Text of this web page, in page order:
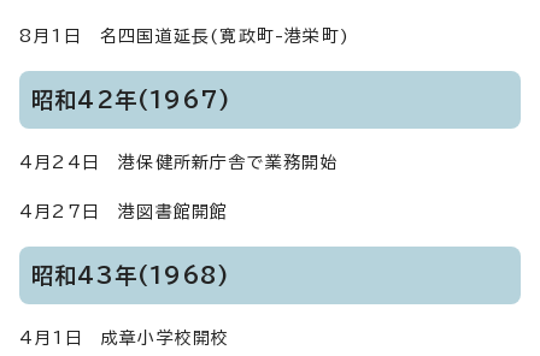
8月1日 名四国道延長(寛政町-港栄町)
昭和42年(1967)
4月24日 港保健所新庁舎で業務開始
4月27日 港図書館開館
昭和43年(1968)
4月1日 成章小学校開校